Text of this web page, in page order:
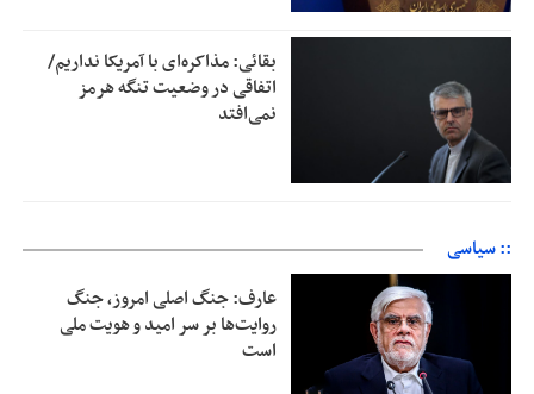
بقائی: مذاکره‌ای با آمریکا نداریم/
اتفاقی در وضعیت تنگه هرمز
نمی‌افتد
:: سیاسی
عارف: جنگ اصلی امروز، جنگ
روایت‌ها بر سر امید و هویت ملی
است